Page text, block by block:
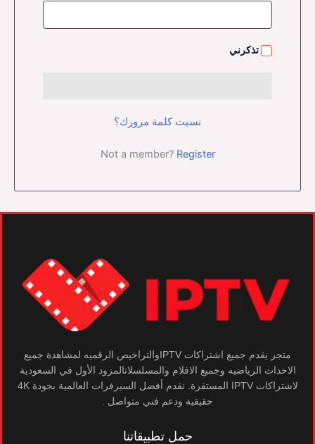
تذكرني
نسيت كلمة مرورك؟
Not a member? Register
متجر يقدم جميع اشتراكات IPTVوالتراخيص الرقميه لمشاهدة جميع
الاحداث الرياضيه وجميع الافلام والمسلسلاتالمزود الأول في السعودية
لاشتراكات IPTV المستقرة. نقدم أفضل السيرفرات العالمية بجودة 4K
حقيقية ودعم فني متواصل .
حمل تطبيقاتنا